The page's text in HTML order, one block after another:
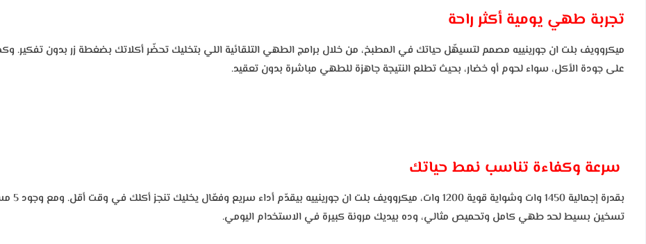
تجربة طهي يومية أكثر راحة
ميكروويف بلت ان جورينييه مصمم لتسيهّل حياتك في المطبخ، من خلال برامج الطهي التلقائية اللي بتخليك تحضّر أكلاتك بضغطة زر بدون تفكير.
على جودة الأكل، سواء لحوم أو خضار، بحيث تطلع النتيجة جاهزة للطهي مباشرة بدون تعقيد.
سرعة وكفاءة تناسب نمط حياتك
تسخين بسيط لحد طهي كامل وتحميص مثالي، وده بيديك مرونة كبيرة في الاستخدام اليومي.